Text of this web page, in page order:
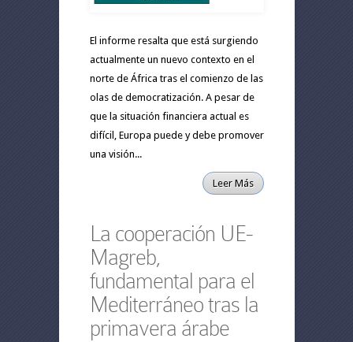
El informe resalta que está surgiendo
actualmente un nuevo contexto en el
norte de África tras el comienzo de las
olas de democratización. A pesar de
que la situación financiera actual es
difícil, Europa puede y debe promover
una visión...
Leer Más
La cooperación UE-
Magreb,
fundamental para el
Mediterráneo tras la
primavera árabe